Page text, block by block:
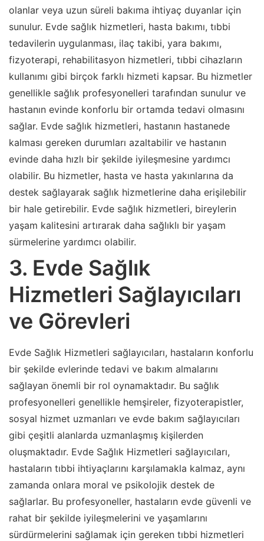
olanlar veya uzun süreli bakıma ihtiyaç duyanlar için
sunulur. Evde sağlık hizmetleri, hasta bakımı, tıbbi
tedavilerin uygulanması, ilaç takibi, yara bakımı,
fizyoterapi, rehabilitasyon hizmetleri, tıbbi cihazların
kullanımı gibi birçok farklı hizmeti kapsar. Bu hizmetler
genellikle sağlık profesyonelleri tarafından sunulur ve
hastanın evinde konforlu bir ortamda tedavi olmasını
sağlar. Evde sağlık hizmetleri, hastanın hastanede
kalması gereken durumları azaltabilir ve hastanın
evinde daha hızlı bir şekilde iyileşmesine yardımcı
olabilir. Bu hizmetler, hasta ve hasta yakınlarına da
destek sağlayarak sağlık hizmetlerine daha erişilebilir
bir hale getirebilir. Evde sağlık hizmetleri, bireylerin
yaşam kalitesini artırarak daha sağlıklı bir yaşam
sürmelerine yardımcı olabilir.
3. Evde Sağlık
Hizmetleri Sağlayıcıları
ve Görevleri
Evde Sağlık Hizmetleri sağlayıcıları, hastaların konforlu
bir şekilde evlerinde tedavi ve bakım almalarını
sağlayan önemli bir rol oynamaktadır. Bu sağlık
profesyonelleri genellikle hemşireler, fizyoterapistler,
sosyal hizmet uzmanları ve evde bakım sağlayıcıları
gibi çeşitli alanlarda uzmanlaşmış kişilerden
oluşmaktadır. Evde Sağlık Hizmetleri sağlayıcıları,
hastaların tıbbi ihtiyaçlarını karşılamakla kalmaz, aynı
zamanda onlara moral ve psikolojik destek de
sağlarlar. Bu profesyoneller, hastaların evde güvenli ve
rahat bir şekilde iyileşmelerini ve yaşamlarını
sürdürmelerini sağlamak için gereken tıbbi hizmetleri